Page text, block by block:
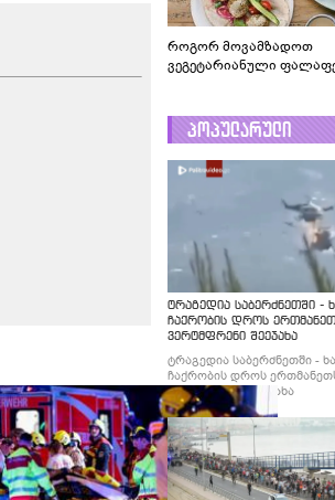
როგორ მოვამზადოთ
ვეგეტარიანული
პოპულარული
ტრაგედია საბერძნეთში -
ჩაქრობის დროს
ვერტმფრენი შეეჯახა
ტრაგედია საბერძნეთში -
ჩაქრობის დროს
ვერტმფრენი შეეჯახა